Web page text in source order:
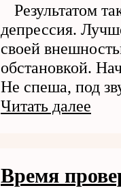
Результатом
депрессия.
своей
обстановкой.
Не спеша, под
Читать далее
Время